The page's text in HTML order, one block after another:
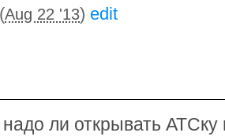
(Aug 22 '13) edit
ли открывать